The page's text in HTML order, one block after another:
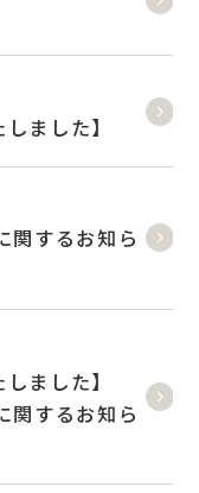
ました】
するお知ら
ました】
するお知ら